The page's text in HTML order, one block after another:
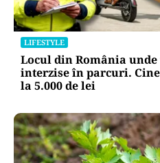
LIFESTYLE
Locul din România
interzise în parcuri.
la 5.000 de lei